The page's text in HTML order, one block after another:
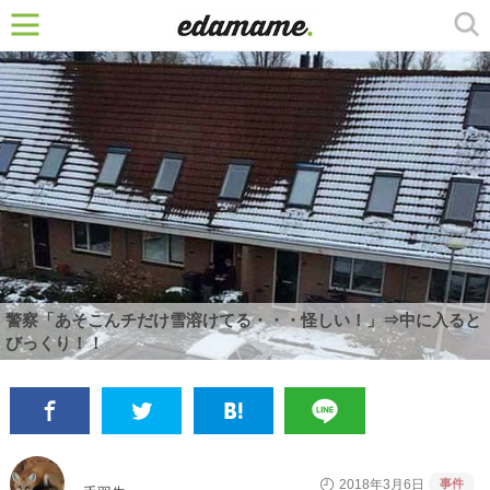
警察「あそこんチだけ雪溶けてる・・・怪しい！」⇒中に入ると
びっくり！！
2018年3月6日 事件